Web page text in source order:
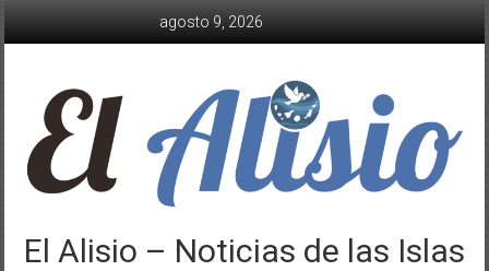
agosto 9, 2026
El Alisio – Noticias de las Islas